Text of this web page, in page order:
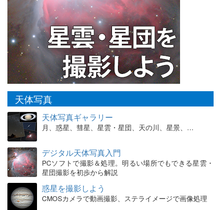
天体写真
天体写真ギャラリー
月、惑星、彗星、星雲・星団、天の川、星景、…
デジタル天体写真入門
PCソフトで撮影＆処理。明るい場所でもできる星雲・
星団撮影を初歩から解説
惑星を撮影しよう
CMOSカメラで動画撮影、ステライメージで画像処理